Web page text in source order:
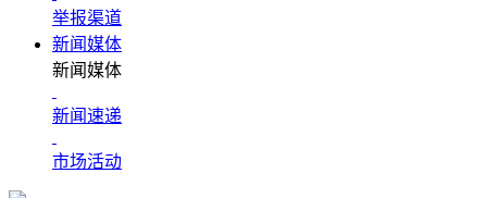
举报渠道
新闻媒体
新闻媒体
新闻速递
市场活动